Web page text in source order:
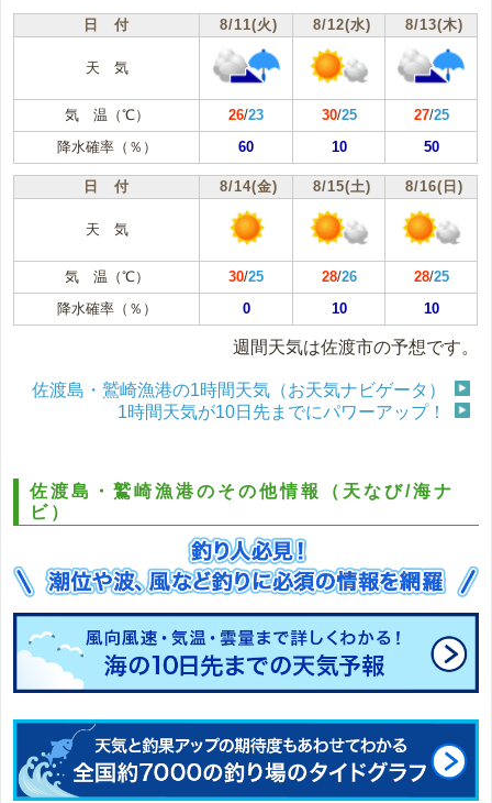
日 付 8/11(火) 8/12(水) 8/13(木)
天 気
気 温（℃） 26/23 30/25 27/25
降水確率（％）
60 10 50
日 付 8/14(金) 8/15(土) 8/16(日)
天 気
気 温（℃） 30/25 28/26 28/25
降水確率（％）
0 10 10
週間天気は佐渡市の予想です。
佐渡島・鷲崎漁港の1時間天気（お天気ナビゲータ）
1時間天気が10日先までにパワーアップ！
佐渡島・鷲崎漁港のその他情報（天なび/海ナ
ビ）